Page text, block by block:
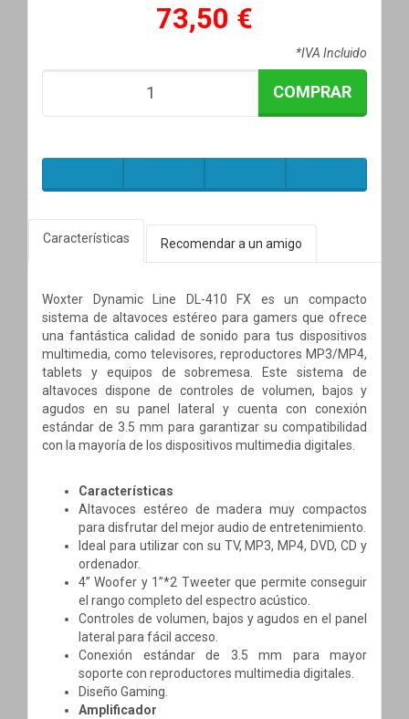
73,50 €
*IVA Incluido
COMPRAR
Características Recomendar a un amigo
Woxter Dynamic Line DL-410 FX es un compacto
sistema de altavoces estéreo para gamers que ofrece
una fantástica calidad de sonido para tus dispositivos
multimedia, como televisores, reproductores MP3/MP4,
tablets y equipos de sobremesa. Este sistema de
altavoces dispone de controles de volumen, bajos y
agudos en su panel lateral y cuenta con conexión
estándar de 3.5 mm para garantizar su compatibilidad
con la mayoría de los dispositivos multimedia digitales.
Características
Altavoces estéreo de madera muy compactos
para disfrutar del mejor audio de entretenimiento.
Ideal para utilizar con su TV, MP3, MP4, DVD, CD y
ordenador.
4” Woofer y 1”*2 Tweeter que permite conseguir
el rango completo del espectro acústico.
Controles de volumen, bajos y agudos en el panel
lateral para fácil acceso.
Conexión estándar de 3.5 mm para mayor
soporte con reproductores multimedia digitales.
Diseño Gaming.
Amplificador